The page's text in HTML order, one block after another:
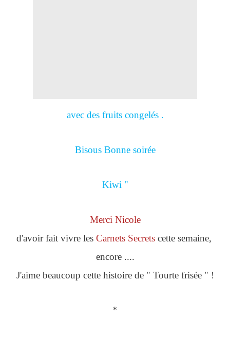
avec des fruits congelés .
Bisous Bonne soirée
Kiwi "
Merci Nicole
d'avoir fait vivre les Carnets Secretscette semaine,
encore ....
J'aime beaucoup cette histoire de " Tourte frisée " !
*